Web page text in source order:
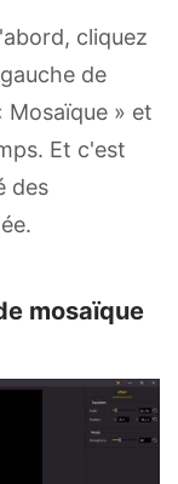
cliquez
de
» et
Et c'est
des
mosaïque